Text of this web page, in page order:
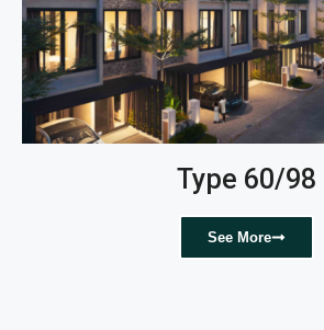
Type 60/98
See More